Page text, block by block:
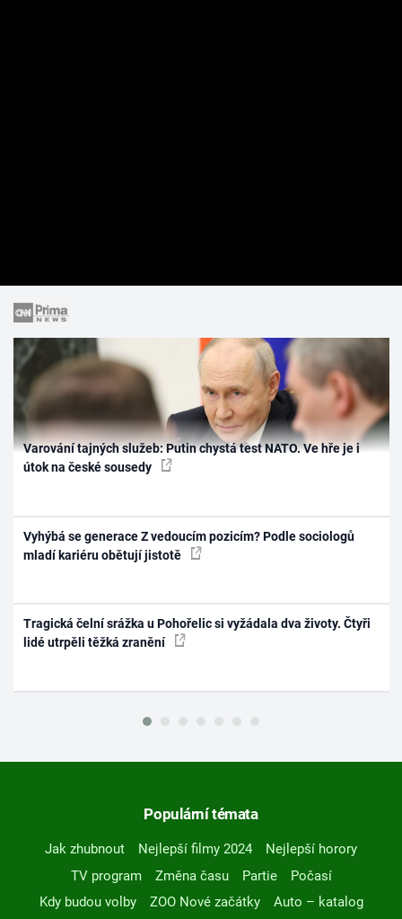
Varování tajných služeb: Putin chystá test NATO. Ve hře je i
útok na české sousedy
Vyhýbá se generace Z vedoucím pozicím? Podle sociologů
mladí kariéru obětují jistotě
Tragická čelní srážka u Pohořelic si vyžádala dva životy. Čtyři
lidé utrpěli těžká zranění
Populární témata
Jak zhubnout Nejlepší filmy 2024
Nejlepší horory
TV program
Změna času Partie
Počasí
Kdy budou volby
ZOO Nové začátky
Auto – katalog